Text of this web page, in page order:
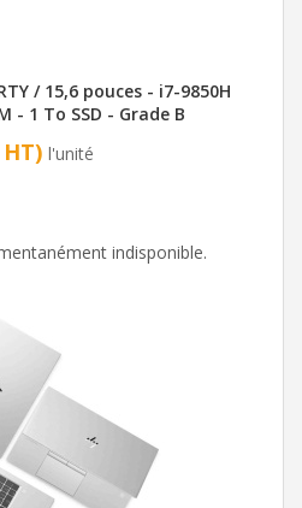
/ 15,6 pouces - i7-9850H
- 1 To SSD - Grade B
l'unité
indisponible.